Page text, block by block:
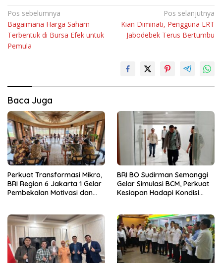
Navigasi
pos
Pos sebelumnya
Bagaimana Harga Saham
Terbentuk di Bursa Efek untuk
Pemula
Pos selanjutnya
Kian Diminati, Pengguna LRT
Jabodebek Terus Bertumbu
Baca Juga
Perkuat Transformasi Mikro,
BRI Region 6 Jakarta 1 Gelar
Pembekalan Motivasi dan
BRI BO Sudirman Semanggi
Gelar Simulasi BCM, Perkuat
Kesiapan Hadapi Kondisi